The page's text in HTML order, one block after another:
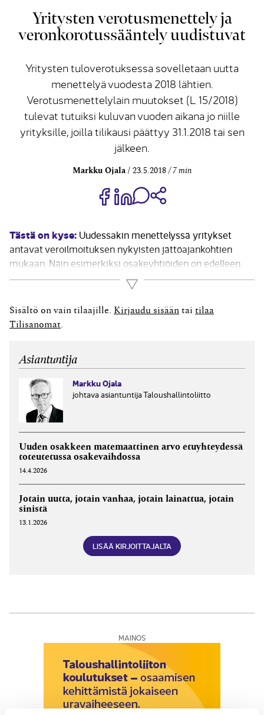
Yritysten verotusmenettely ja
veronkorotussääntely uudistuvat
Yritysten tuloverotuksessa sovelletaan uutta
menettelyä vuodesta 2018 lähtien.
Verotusmenettelylain muutokset (L 15/2018)
tulevat tutuiksi kuluvan vuoden aikana jo niille
yrityksille, joilla tilikausi päättyy 31.1.2018 tai sen
jälkeen.
Markku Ojala 23.5.2018 7 min
Jaa Share on Facebook
Jaa Share on LinkedIn
Jaa WhatsApp-viestinä
Tästä on kyse: Uudessakin menettelyssä yritykset
antavat veroilmoituksen nykyisten jättöajankohtien
mukaan. Näin esimerkiksi osakeyhtiöiden on edelleen
annettava veroilmoitus neljän kuukauden kuluessa
tilikauden päättymisestä. Uutta veroilmoittamisessa on
se, että yhteisön ja yhteisetuuden pitää antaa
tuloveroilmoitus sähköisesti. Tätä sääntöä on sovellettu
Lue lisää
Sisältö on vain tilaajille. Kirjaudu sisään tai tilaa
Tilisanomat
Asiantuntija
Markku Ojala
johtava asiantuntija Taloushallintoliitto
Uuden osakkeen matemaattinen arvo etuyhteydessä
toteutetussa osakevaihdossa
14.4.2026
Jotain uutta, jotain vanhaa, jotain lainattua, jotain
sinistä
13.1.2026
LISÄÄ KIRJOITTAJALTA
MAINOS